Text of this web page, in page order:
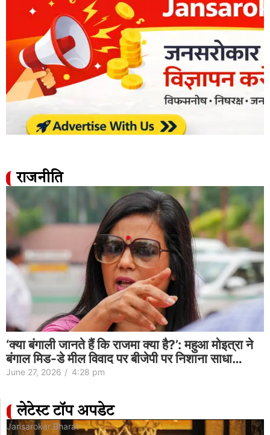
राजनीति
‘क्या बंगाली जानते हैं कि राजमा क्या है?’: महुआ मोइत्रा ने
बंगाल मिड-डे मील विवाद पर बीजेपी पर निशाना साधा…
June 27, 2026 / 4:28 pm
लेटेस्ट टॉप अपडेट
Jansarokar Bharat